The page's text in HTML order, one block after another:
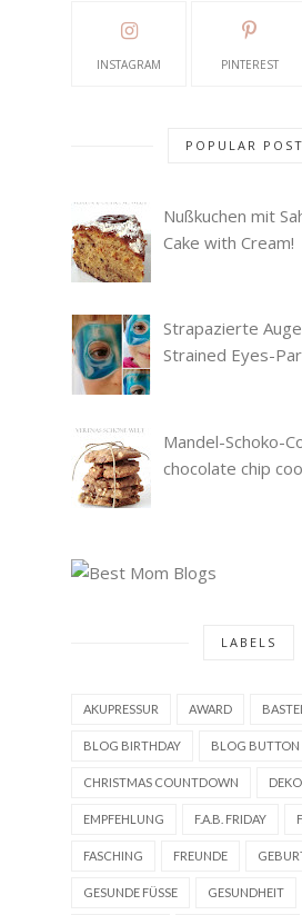
INSTAGRAM PINTEREST
POPULAR
Nußkuchen mit
Cake with Cream!
Strapazierte
Strained Eyes-
Mandel-Schoko-
chocolate chip
LABELS
AKUPRESSUR AWARD
BLOG BIRTHDAY BLOG BUTTON
CHRISTMAS COUNTDOWN DEKO
EMPFEHLUNG F.A.B. FRIDAY
FASCHING FREUNDE
GESUNDE FÜSSE GESUNDHEIT